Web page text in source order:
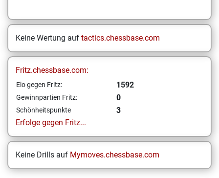
Keine Wertung auf tactics.chessbase.com
Fritz.chessbase.com:
Elo gegen Fritz: 1592
Gewinnpartien Fritz: 0
Schönheitspunkte
3
Erfolge gegen Fritz...
Keine Drills auf Mymoves.chessbase.com